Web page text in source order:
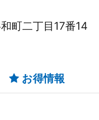
町二丁目17番14
お得情報